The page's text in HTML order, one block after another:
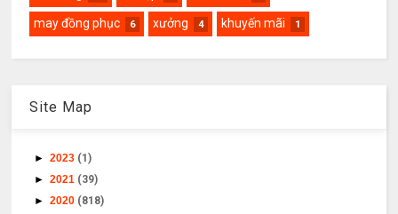
may đồng phục 6 xưởng 4 khuyến mãi 1
Site Map
►2023 (1)
►2021 (39)
►2020 (818)